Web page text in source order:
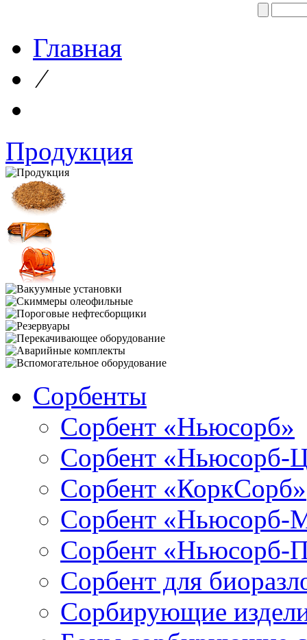
Главная
⁄
Продукция
Сорбенты
Сорбент «Ньюсорб»
Сорбент «Ньюсорб-
Сорбент «КоркСорб»
Сорбент «Ньюсорб-
Сорбент «Ньюсорб-
Сорбент для
Сорбирующие